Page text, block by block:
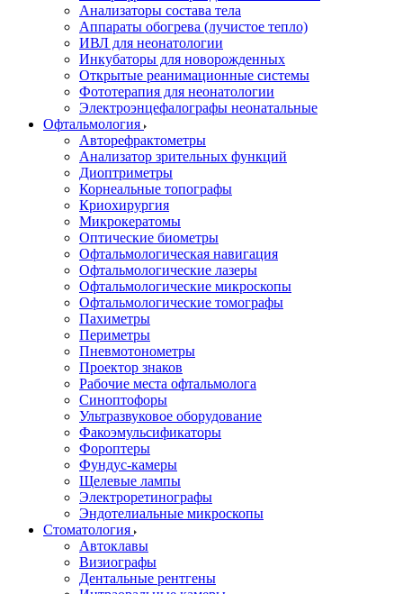
Анализаторы состава тела
Аппараты обогрева (лучистое тепло)
ИВЛ для неонатологии
Инкубаторы для новорожденных
Открытые реанимационные системы
Фототерапия для неонатологии
Электроэнцефалографы неонатальные
Офтальмология
Авторефрактометры
Анализатор зрительных функций
Диоптриметры
Корнеальные топографы
Криохирургия
Микрокератомы
Оптические биометры
Офтальмологическая навигация
Офтальмологические лазеры
Офтальмологические микроскопы
Офтальмологические томографы
Пахиметры
Периметры
Пневмотонометры
Проектор знаков
Рабочие места офтальмолога
Синоптофоры
Ультразвуковое оборудование
Факоэмульсификаторы
Фороптеры
Фундус-камеры
Щелевые лампы
Электроретинографы
Эндотелиальные микроскопы
Стоматология
Автоклавы
Визиографы
Дентальные рентгены